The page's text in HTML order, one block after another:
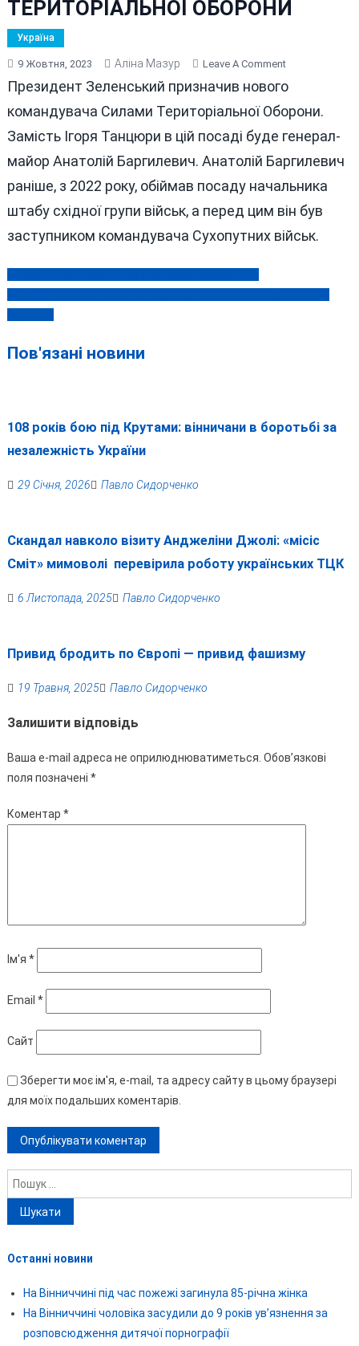
ТЕРИТОРІАЛЬНОЇ ОБОРОНИ
Україна
9 Жовтня, 2023 Аліна Мазур Leave A CommentOn
ПРИЗНАЧЕННЯ
СИЛАМИ
Президент Зеленський призначив нового
командувача Силами Територіальної Оборони.
Замість Ігоря Танцюри в цій посаді буде генерал-
майор Анатолій Баргилевич. Анатолій Баргилевич
раніше, з 2022 року, обіймав посаду начальника
штабу східної групи військ, а перед цим він був
заступником командувача Сухопутних військ.
Навігація
записів
Пов'язані новини
108 років бою під Крутами: вінничани в боротьбі за
незалежність України
29 Січня, 2026 Павло Сидорченко
Скандал навколо візиту Анджеліни Джолі: «місіс
Сміт» мимоволі перевірила роботу українських ТЦК
6 Листопада, 2025 Павло Сидорченко
Привид бродить по Європі — привид фашизму
19 Травня, 2025 Павло Сидорченко
Залишити відповідь
Ваша e-mail адреса не оприлюднюватиметься. Обов’язкові
поля позначені *
Коментар *
Ім'я *
Email *
Сайт
Зберегти моє ім'я, e-mail, та адресу сайту в цьому браузері
для моїх подальших коментарів.
Пошук:
Останні новини
На Вінниччині під час пожежі загинула 85-річна жінка
На Вінниччині чоловіка засудили до 9 років ув’язнення за
розповсюдження дитячої порнографії